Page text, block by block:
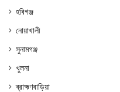
হবিগঞ্জ
নোয়াখালী
সুনামগঞ্জ
খুলনা
ব্রাহ্মণবাড়িয়া